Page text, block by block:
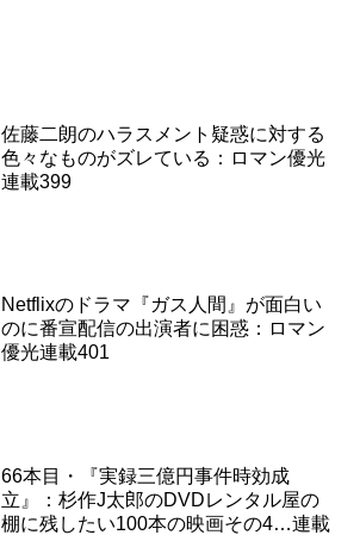
佐藤二朗のハラスメント疑惑に対する
色々なものがズレている：ロマン優光
連載399
Netflixのドラマ『ガス人間』が面白い
のに番宣配信の出演者に困惑：ロマン
優光連載401
66本目・『実録三億円事件時効成
立』：杉作J太郎のDVDレンタル屋の
棚に残したい100本の映画その4…連載